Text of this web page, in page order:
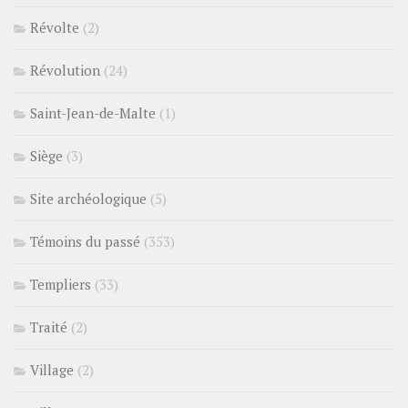
Révolte (2)
Révolution (24)
Saint-Jean-de-Malte (1)
Siège (3)
Site archéologique (5)
Témoins du passé (353)
Templiers (33)
Traité (2)
Village (2)